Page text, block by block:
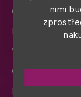
nimi
Obchodní
Doprava a platba
Výměna zboží a
Ochrana
Informace a